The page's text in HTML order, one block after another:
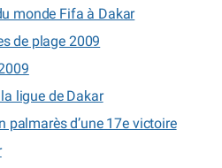
monde Fifa à Dakar
de plage 2009
ligue de Dakar
palmarès d’une 17e victoire